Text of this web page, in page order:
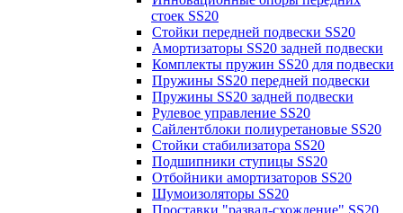
стоек SS20
Стойки передней подвески SS20
Амортизаторы SS20 задней подвески
Комплекты пружин SS20 для подвески
Пружины SS20 передней подвески
Пружины SS20 задней подвески
Рулевое управление SS20
Сайлентблоки полиуретановые SS20
Стойки стабилизатора SS20
Подшипники ступицы SS20
Отбойники амортизаторов SS20
Шумоизоляторы SS20
Проставки "развал-схождение" SS20